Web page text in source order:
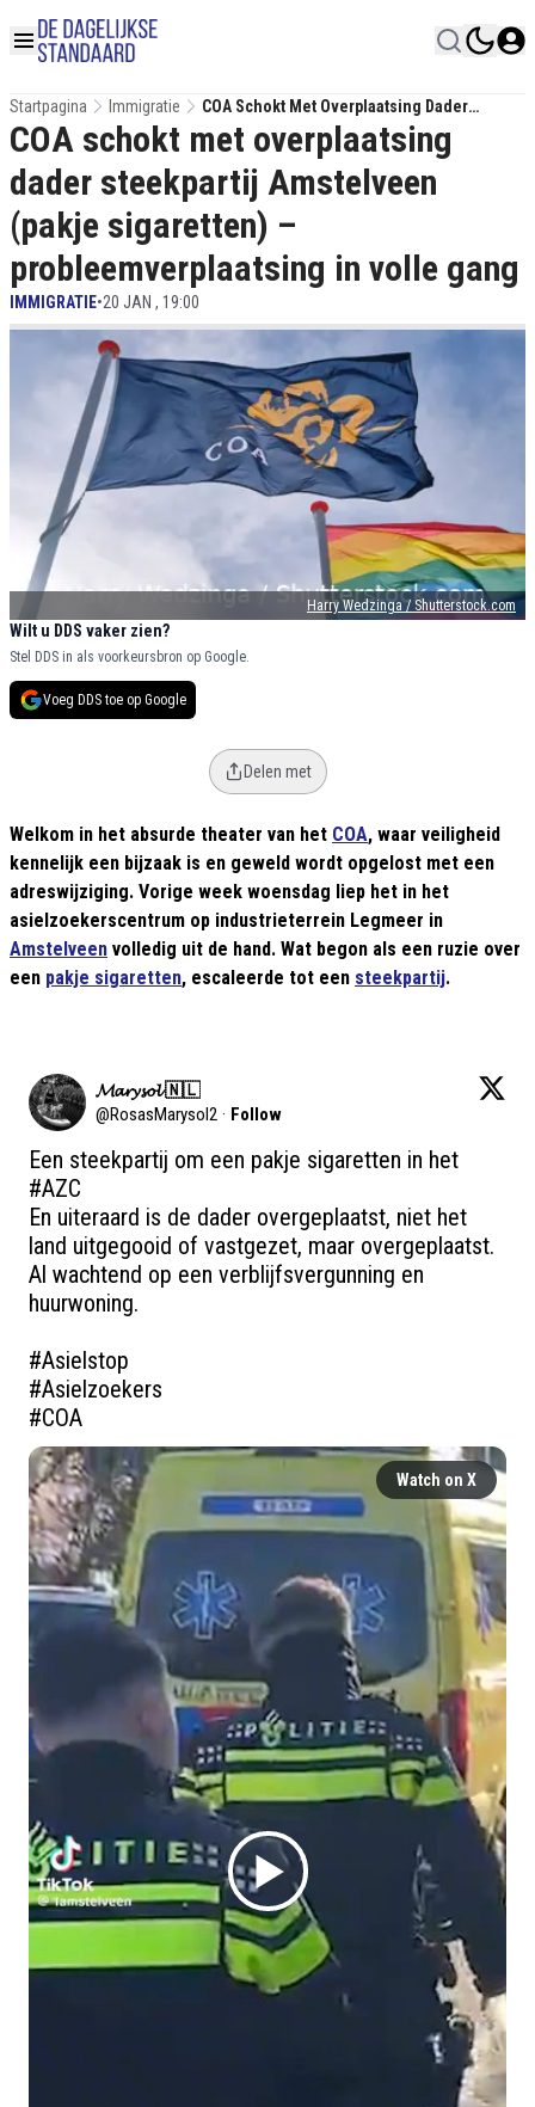
Startpagina Immigratie
COA Schokt Met Overplaatsing Dader
Steekpartij Amstelveen (pakje Sigaretten) –
Probleemverplaatsing In Volle Gang
Harry Wedzinga / Shutterstock.com
COA schokt met overplaatsing
dader steekpartij Amstelveen
(pakje sigaretten) –
probleemverplaatsing in volle gang
IMMIGRATIE•20 JAN , 19:00
Wilt u DDS vaker zien?
Stel DDS in als voorkeursbron op Google.
Voeg DDS toe op Google
Delen met
Welkom in het absurde theater van het COA, waar veiligheid
kennelijk een bijzaak is en geweld wordt opgelost met een
adreswijziging. Vorige week woensdag liep het in het
asielzoekerscentrum op industrieterrein Legmeer in
Amstelveen volledig uit de hand. Wat begon als een ruzie over
een pakje sigaretten, escaleerde tot een steekpartij.
𝓜𝓪𝓻𝔂𝓼𝓸𝓵 🇳🇱
@RosasMarysol2 · Follow
#AZC
En uiteraard is de dader overgeplaatst, niet het
land uitgegooid of vastgezet, maar overgeplaatst.
Al wachtend op een verblijfsvergunning en
huurwoning.
#Asielstop
#Asielzoekers
#COA
Watch on X